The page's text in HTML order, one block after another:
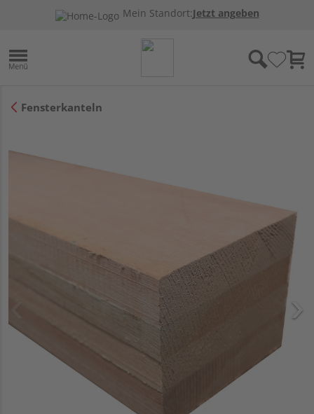
Mein Standort:Jetzt angeben
Fensterkanteln